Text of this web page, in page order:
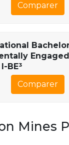
Comparer
Engaged
BE³​​​
Comparer
Mines